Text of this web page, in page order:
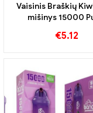
Vaisinis Braškių
mišinys 15000
€5.12